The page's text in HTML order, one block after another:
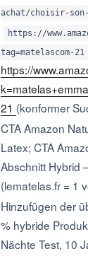
achat/choisir-
https://
tag=matelascom-
https://
21 (konformer
CTA Amazon
Latex; CTA
Abschnitt Hybrid
(lematelas.fr = 1
Hinzufügen der
% hybride
Nächte Test, 10